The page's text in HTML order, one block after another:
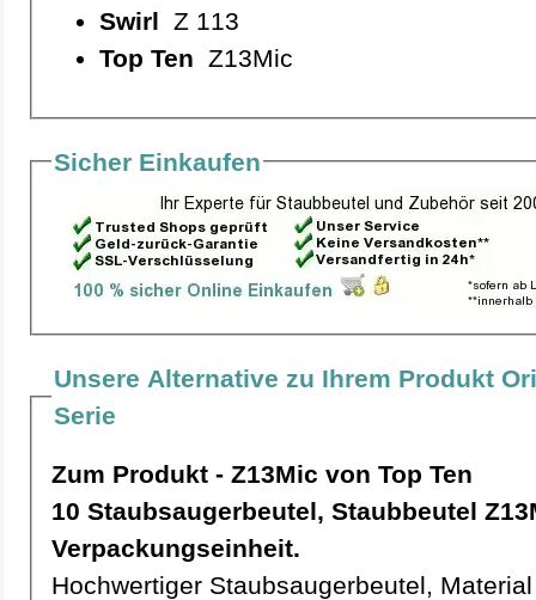
Swirl Z 113
Top Ten Z13Mic
Sicher Einkaufen
Unsere Alternative zu Ihrem Produkt
Serie
Zum Produkt - Z13Mic von Top Ten
10 Staubsaugerbeutel, Staubbeutel Z13Mic pro
Verpackungseinheit.
Hochwertiger Staubsaugerbeutel,